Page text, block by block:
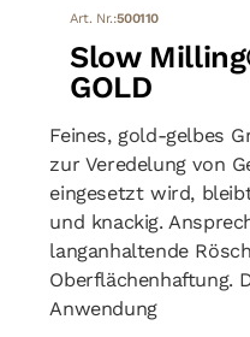
Art. Nr.:500110
Slow
GOLD
Feines, gold-gelbes
zur Veredelung von
eingesetzt wird,
und knackig.
langanhaltende
Oberflächenhaftung.
Anwendung